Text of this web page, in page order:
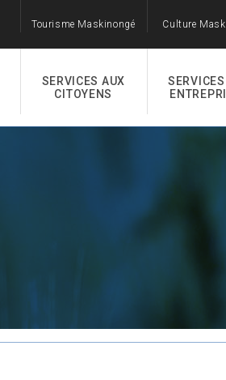
Tourisme Maskinongé Culture
SERVICES AUX
CITOYENS